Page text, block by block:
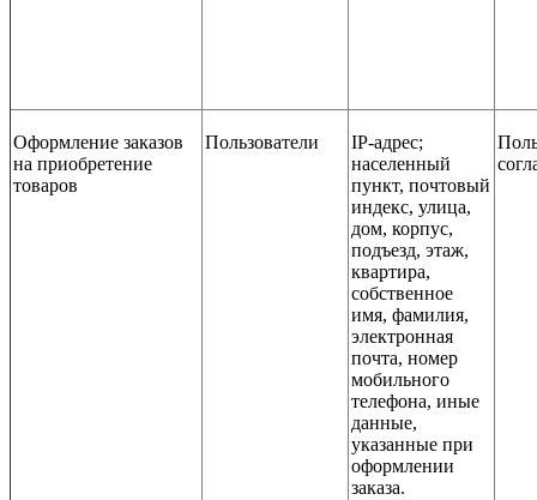
Оформление заказов
на приобретение
товаров
Пользователи
IP-адрес;
населенный
пункт, почтовый
индекс, улица,
дом, корпус,
подъезд, этаж,
квартира,
собственное
имя, фамилия,
электронная
почта, номер
мобильного
телефона, иные
данные,
указанные при
оформлении
заказа.